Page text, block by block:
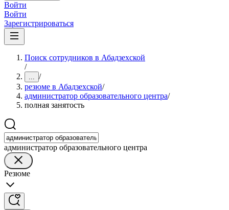
Войти
Войти
Зарегистрироваться
Поиск сотрудников в Абадзехской
/
... /
резюме в Абадзехской/
администратор образовательного центра/
полная занятость
администратор образовательного центра
Резюме